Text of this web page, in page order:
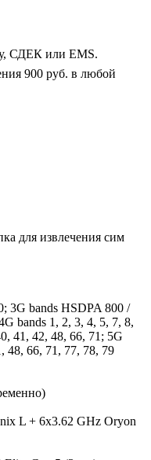
СДЕК или EMS.
900 руб. в любой
для извлечения сим
3G bands HSDPA 800 /
bands 1, 2, 3, 4, 5, 7, 8,
41, 42, 48, 66, 71; 5G
48, 66, 71, 77, 78, 79
L + 6x3.62 GHz Oryon